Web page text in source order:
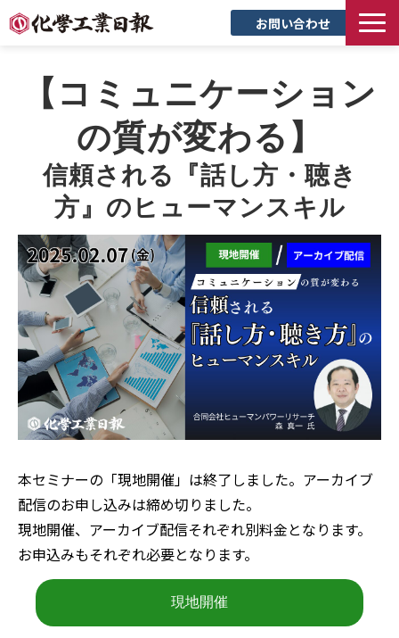
お問い合わせ
新聞について
サービス
トピックス
セミナー
創立90周年記念サイト
企業情報
採用情報
【コミュニケーション
の質が変わる】
信頼される『話し方・聴き
方』のヒューマンスキル
本セミナーの「現地開催」は終了しました。アーカイブ
配信のお申し込みは締め切りました。
現地開催、アーカイブ配信それぞれ別料金となります。
お申込みもそれぞれ必要となります。
現地開催